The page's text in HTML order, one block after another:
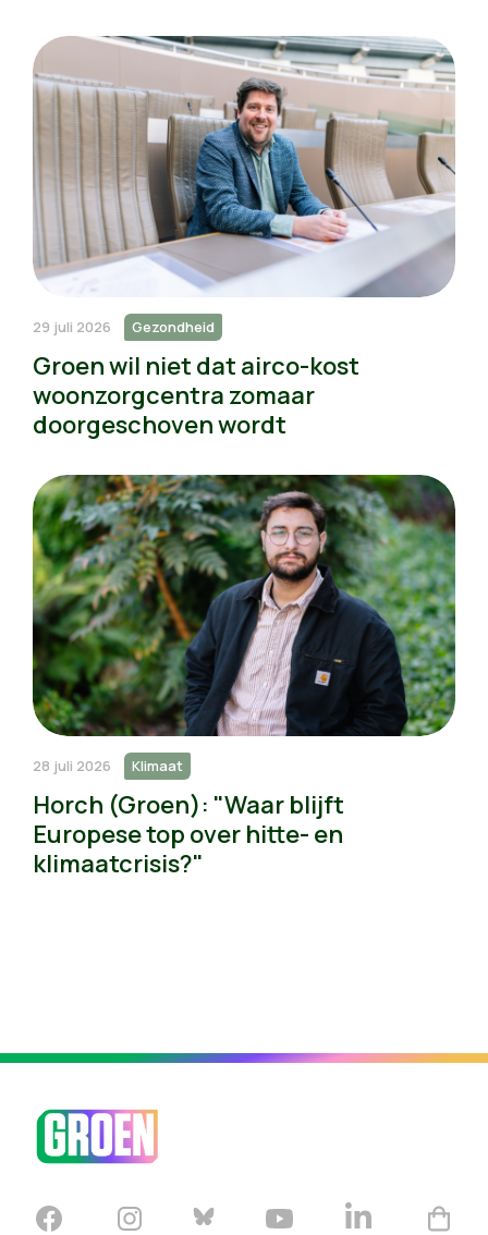
29 juli 2026 Gezondheid
Groen wil niet dat airco-kost
woonzorgcentra zomaar
doorgeschoven wordt
28 juli 2026 Klimaat
Horch (Groen): "Waar blijft
Europese top over hitte- en
klimaatcrisis?"